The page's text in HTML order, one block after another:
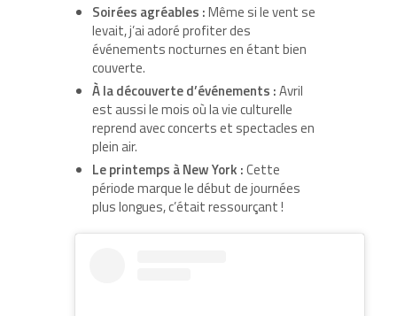
Soirées agréables :Même si le vent se
levait, j’ai adoré profiter des
événements nocturnes en étant bien
couverte.
À la découverte d’événements :Avril
est aussi le mois où la vie culturelle
reprend avec concerts et spectacles en
plein air.
Le printemps à New York :Cette
période marque le début de journées
plus longues, c’était ressourçant !